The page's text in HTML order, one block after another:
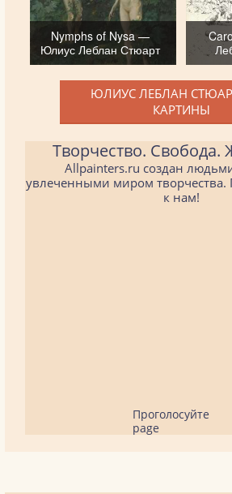
Nymphs of Nysa —
Юлиус Леблан Стюарт
ЮЛИУС ЛЕБЛАН
КАРТИНЫ
Творчество. Свобода.
Allpainters.ru создан
увлеченными миром творчества.
к нам!
Проголосуйте
page